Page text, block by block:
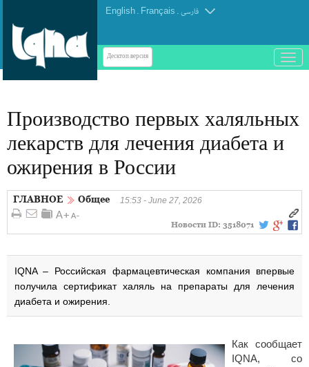
English . Français . فارسی
Десктоп-версия
باز
و
منو
Производство первых халяльных
лекарств для лечения диабета и
ожирения в России
ГЛАВНОЕ Общее 15:53 - June 27, 2026
Новости ID: 3518071
IQNA – Российская фармацевтическая компания впервые
получила сертификат халяль на препараты для лечения
диабета и ожирения.
Как сообщает
IQNA, со